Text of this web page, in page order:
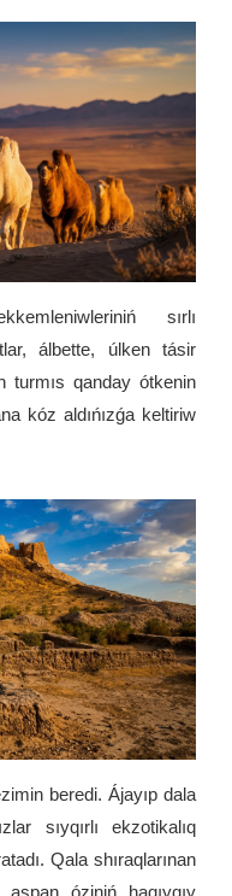
sırlı
álbette, úlken tásir
turmıs qanday ótkenin
kóz aldıńızǵa keltiriw
beredi. Ájayıp dala
sıyqırlı ekzotikalıq
Qala shıraqlarınan